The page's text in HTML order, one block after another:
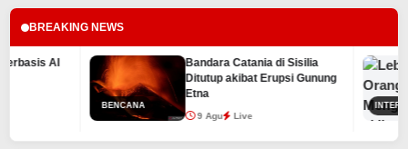
BREAKING NEWS
Bandara Catania di Sisilia
Ditutup akibat Erupsi Gunung
Etna
9 Agu Live
INTERNASIONAL